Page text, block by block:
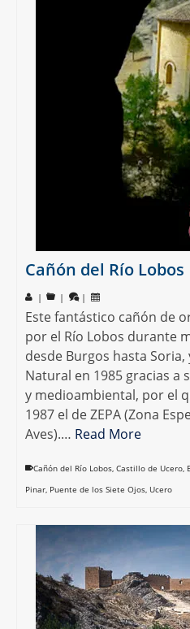
Cañón del Río Lobos
| | |
Este fantástico cañón de
por el Río Lobos durante
desde Burgos hasta
Natural en 1985 gracias a
y medioambiental, por el
1987 el de ZEPA (Zona
Aves).… Read More
Cañón del Río Lobos, Castillo de Ucero,
Pinar, Puente de los Siete Ojos, Ucero